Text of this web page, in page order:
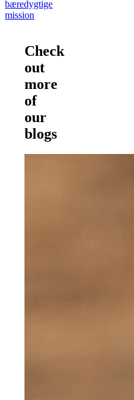
bæredygtige
mission
Check
out
more
of
our
blogs